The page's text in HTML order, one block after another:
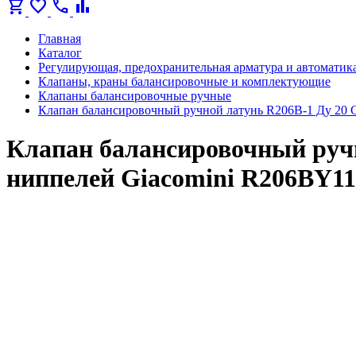
shopping_cart favorite call bar_chart
Главная
Каталог
Регулирующая, предохранительная арматура и
Клапаны, краны балансировочные и комплектующие
Клапаны балансировочные ручные
Клапан балансировочный ручной латунь R206B-1 Ду
Клапан балансировочный
ниппелей Giacomini